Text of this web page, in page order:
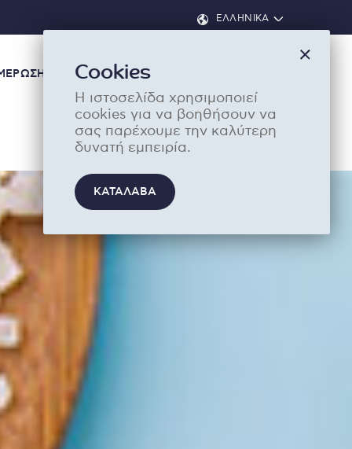
ΕΛΛΗΝΙΚΑ
ΔΡΑΣΕ ΣΗΜΕΡΑ
και συμφωνώ με τουςΌρους Χρήσης *
Cookies
Η ιστοσελίδα χρησιμοποιεί
cookies για να βοηθήσουν να
σας παρέχουμε την καλύτερη
δυνατή εμπειρία.
ΚΑΤΑΛΑΒΑ